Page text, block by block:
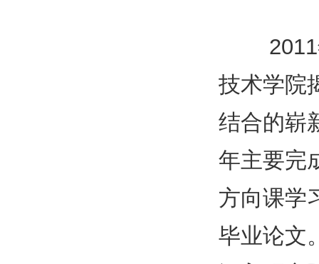
2011年
技术学院
结合的崭
年主要完
方向课学
毕业论文